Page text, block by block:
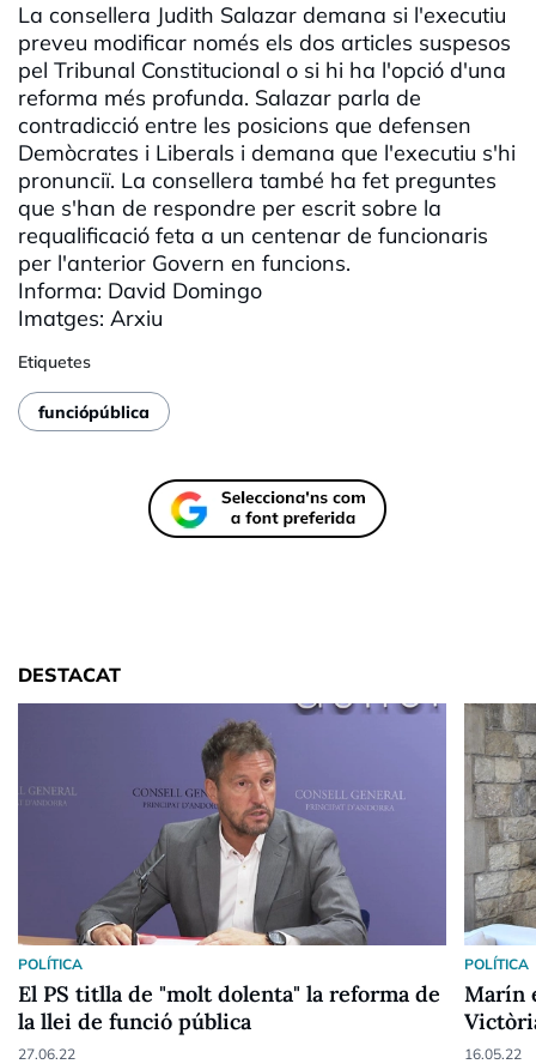
La consellera Judith Salazar demana si l'executiu
preveu modificar només els dos articles suspesos
pel Tribunal Constitucional o si hi ha l'opció d'una
reforma més profunda. Salazar parla de
contradicció entre les posicions que defensen
Demòcrates i Liberals i demana que l'executiu s'hi
pronunciï. La consellera també ha fet preguntes
que s'han de respondre per escrit sobre la
requalificació feta a un centenar de funcionaris
per l'anterior Govern en funcions.
Informa: David Domingo
Imatges: Arxiu
Etiquetes
funciópública
DESTACAT
POLÍTICA
El PS titlla de "molt dolenta" la reforma de
la llei de funció pública
27.06.22
POLÍTICA
Marín
de
16.05.22